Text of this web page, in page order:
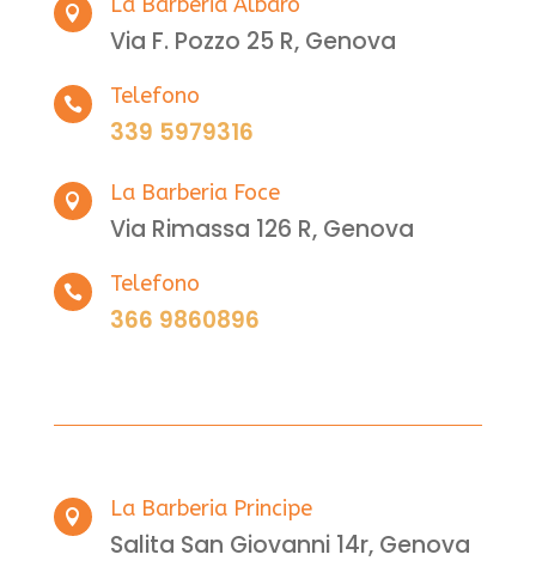

Via F. Pozzo 25 R, Genova
 Telefono
339 5979316
 La Barberia Foce
Via Rimassa 126 R, Genova
 Telefono
366 9860896
 La Barberia Principe
Salita San Giovanni 14r, Genova